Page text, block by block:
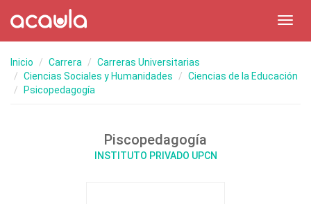
Inicio Carrera
Carreras Universitarias
Ciencias Sociales y Humanidades
Ciencias de la Educación
Psicopedagogía
Piscopedagogía
INSTITUTO PRIVADO UPCN